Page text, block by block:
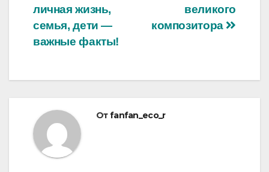
великого
композитора
личная жизнь,
семья, дети —
важные факты!
Отfanfan_eco_r